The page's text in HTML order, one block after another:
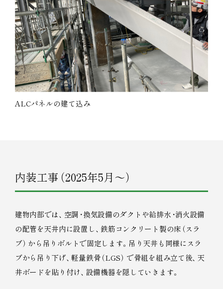
ALCパネルの建て込み
内装工事（2025年5月～）
建物内部では、 空調・換気設備のダクトや給排水・消火設備
の配管を天井内に設置し、 鉄筋コンクリート製の床（スラ
ブ）から吊りボルトで固定します。 吊り天井も同様にスラ
ブから吊り下げ、軽量鉄骨（LGS）で骨組を組み立て後、 天
井ボードを貼り付け、 設備機器を隠していきます。